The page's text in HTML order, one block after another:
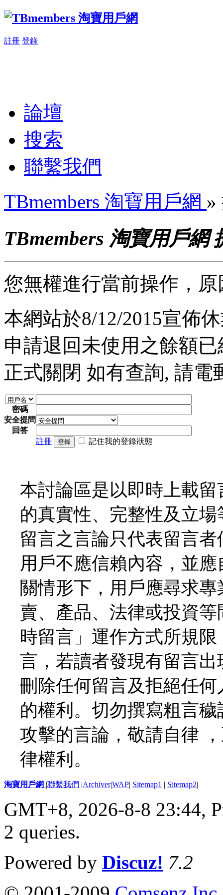
註冊 登錄
論壇
搜索
聯繫我們
TBmembers 淘寶用戶網 »
TBmembers 淘寶用戶網
您無權進行當前操作，
本網站於8/12/2015宣佈
申請退回未使用之餘額
正式關閉 如有查詢, 請電
密碼
安全提問
回答
註冊
登錄 記住我的登錄狀態
本討論區是以即時上載
的真實性、完整性及立
留言之言論只代表留言
用戶不應信賴內容，並
關情形下，用戶應尋求
賣、產品、法律或投資
時留言」運作方式所規
言，若讀者發現有留言
刪除任何留言及拒絕任
的權利。切勿撰寫粗言
攻擊的言論，敬請自律
律權利。
淘寶用戶網 |聯繫我們 |Archiver|WAP| Sitemap1 | Sitemap2|
GMT+8, 2026-8-8 23:44,
2 queries.
Powered by Discuz! 7.2